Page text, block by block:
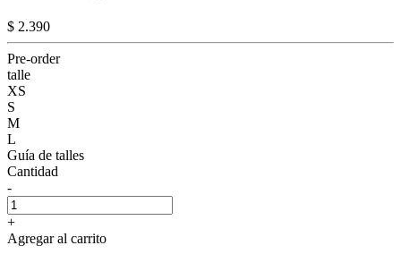
$ 2.390
Pre-order
talle
XS
S
M
L
Guía de talles
Cantidad
-
+
Agregar al carrito